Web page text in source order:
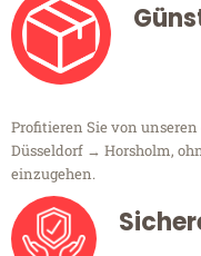
Profitieren Sie von unseren
Düsseldorf → Horsholm,
einzugehen.